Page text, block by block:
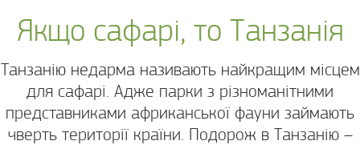
Якщо сафарі, то Танзанія
Танзанію недарма називають найкращим місцем
для сафарі. Адже парки з різноманітними
представниками африканської фауни займають
чверть території країни. Подорож в Танзанію –